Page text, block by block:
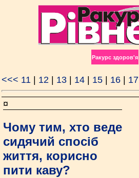
Ракурс здоров'я
<<< 11 12 13 14 15 16 17
¤
Чому тим, хто веде
сидячий спосіб
життя, корисно
пити каву?